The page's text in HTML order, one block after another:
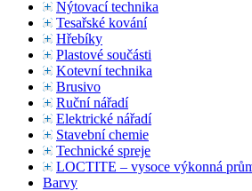
Nýtovací technika
Tesařské kování
Hřebíky
Plastové součásti
Kotevní technika
Brusivo
Ruční nářadí
Elektrické nářadí
Stavební chemie
Technické spreje
LOCTITE – vysoce výkonná
Barvy